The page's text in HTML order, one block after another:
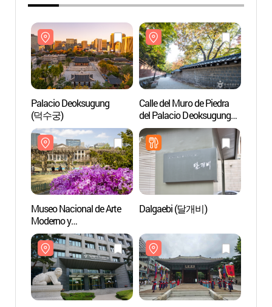
Palacio Deoksugung
(덕수궁)
Calle del Muro de Piedra
del Palacio Deoksugung
(덕수궁 돌담길)
Museo Nacional de Arte
Moderno y
Contemporáneo en
Deoksugung [MMCA]
(국립현대미술관
덕수궁관)
Dalgaebi (달개비)